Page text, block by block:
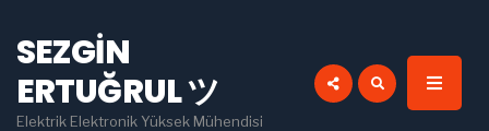
INSTAGRAM
YOU TUBE LINKEDIN
SEZGIN
ERTUĞRUL ツ
Elektrik Elektronik Yüksek Mühendisi